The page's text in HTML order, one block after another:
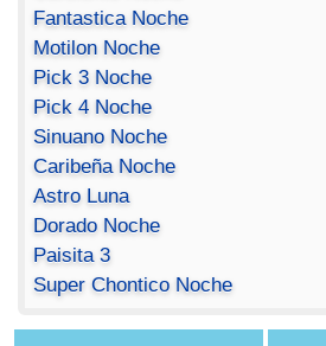
Fantastica Noche
Motilon Noche
Pick 3 Noche
Pick 4 Noche
Sinuano Noche
Caribeña Noche
Astro Luna
Dorado Noche
Paisita 3
Super Chontico Noche